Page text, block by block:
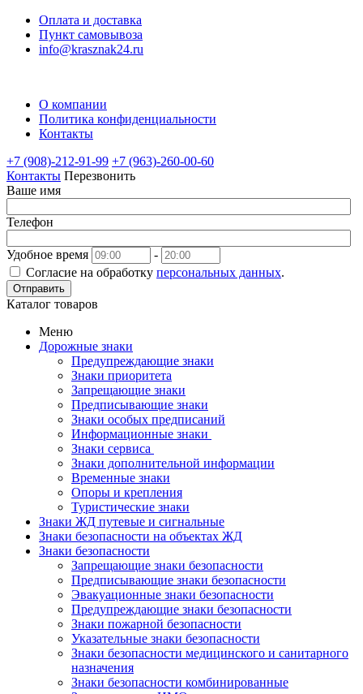
Оплата и доставка
Пункт самовывоза
info@krasznak24.ru
О компании
Политика конфиденциальности
Контакты
+7 (908)-212-91-99 +7 (963)-260-00-60
Контакты Перезвонить
Ваше имя
Телефон
Удобное время
-
Согласие на обработку персональных данных.
Отправить
Каталог товаров
Меню
Дорожные знаки
Предупреждающие знаки
Знаки приоритета
Запрещающие знаки
Предписывающие знаки
Знаки особых предписаний
Информационные знаки
Знаки сервиса
Знаки дополнительной информации
Временные знаки
Опоры и крепления
Туристические знаки
Знаки ЖД путевые и сигнальные
Знаки безопасности на объектах ЖД
Знаки безопасности
Запрещающие знаки безопасности
Предписывающие знаки безопасности
Эвакуационные знаки безопасности
Предупреждающие знаки безопасности
Знаки пожарной безопасности
Указательные знаки безопасности
Знаки безопасности медицинского и санитарного
назначения
Знаки безопасности комбинированные